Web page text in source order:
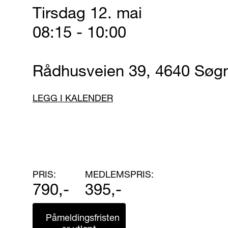
Tirsdag 12. mai
08:15 - 10:00
Rådhusveien 39, 4640
LEGG I KALENDER
PRIS:
790,-
MEDLEMSPRIS:
395,-
Påmeldingsfristen